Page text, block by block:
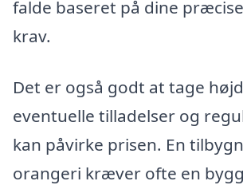
falde baseret på dine
krav.
Det er også godt at tage
eventuelle tilladelser og
kan påvirke prisen. En
orangeri kræver ofte en